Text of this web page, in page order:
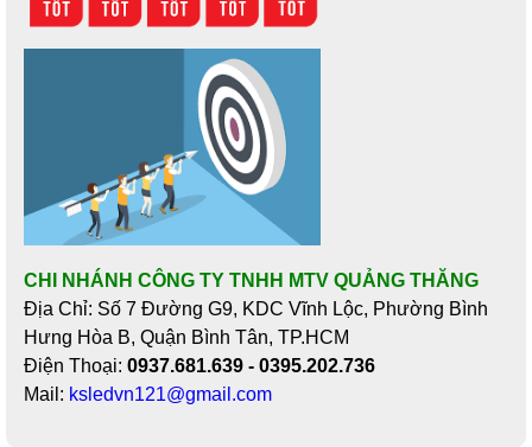
CHI NHÁNH CÔNG TY TNHH MTV QUẢNG THĂNG
Địa Chỉ: Số 7 Đường G9, KDC Vĩnh Lộc, Phường Bình
Hưng Hòa B, Quận Bình Tân, TP.HCM
Điện Thoại: 0937.681.639 - 0395.202.736
Mail: ksledvn121@gmail.com